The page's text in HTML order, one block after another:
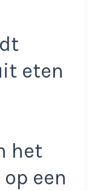
eten
het
een